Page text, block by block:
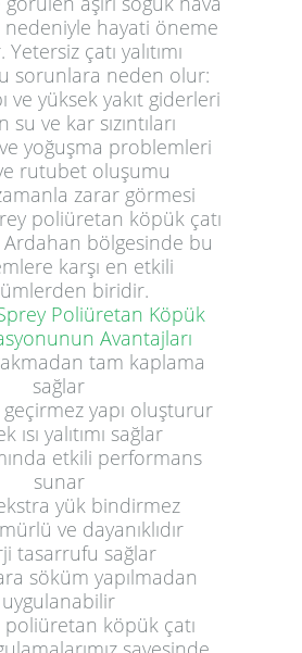
hayati öneme
çatı yalıtımı
sorunlara neden olur:
ve yüksek yakıt giderleri
su ve kar sızıntıları
yoğuşma problemleri
rutubet oluşumu
zarar görmesi
poliüretan köpük çatı
bölgesinde bu
karşı en etkili
biridir.
Poliüretan Köpük
Avantajları
tam kaplama
sağlar
yapı oluşturur
ısı yalıtımı sağlar
etkili performans
sunar
yük bindirmez
ve dayanıklıdır
tasarrufu sağlar
söküm yapılmadan
uygulanabilir
köpük çatı